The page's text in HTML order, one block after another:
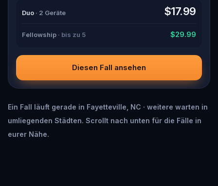
Duo · 2 Geräte $17.99
Fellowship · bis zu 5 $29.99
Diesen Fall ansehen
Ein Fall läuft gerade in Fayetteville, NC · weitere warten in
umliegenden Städten. Scrollt nach unten für die Fälle in
eurer Nähe.